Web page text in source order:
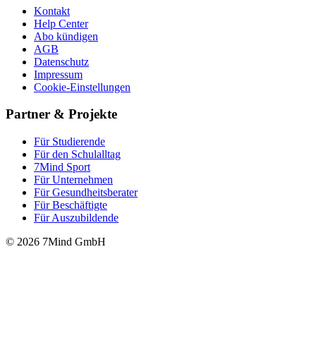
Kontakt
Help Center
Abo kündigen
AGB
Datenschutz
Impressum
Cookie-Einstellungen
Partner & Projekte
Für Stu­die­rende
Für den Schulalltag
7Mind Sport
Für Unter­neh­men
Für Gesund­heits­be­ra­ter
Für Beschäftigte
Für Auszubildende
© 2026 7Mind GmbH